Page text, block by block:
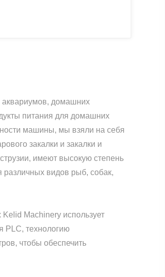
аквариумов, домашних
питания для домашних
машины, мы взяли на себя
закалки и закалки и
имеют высокую степень
различных видов рыб, собак,
Machinery использует
PLC, технологию
чтобы обеспечить